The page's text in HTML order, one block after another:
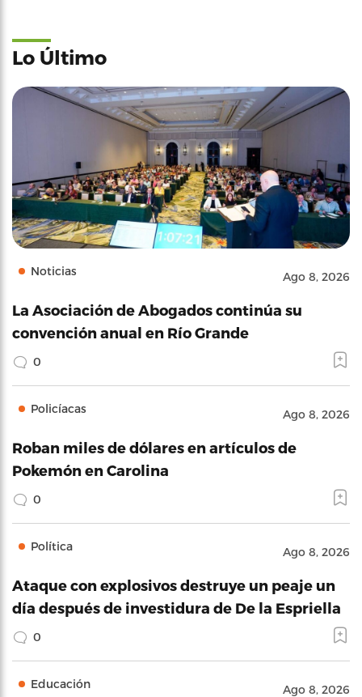
Lo Último
Noticias Ago 8, 2026
La Asociación de Abogados continúa su
convención anual en Río Grande
0
Policíacas Ago 8, 2026
Roban miles de dólares en artículos de
Pokemón en Carolina
0
Política Ago 8, 2026
Ataque con explosivos destruye un peaje un
día después de investidura de De la Espriella
0
Educación Ago 8, 2026